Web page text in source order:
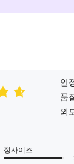
안
품
외
정사이즈